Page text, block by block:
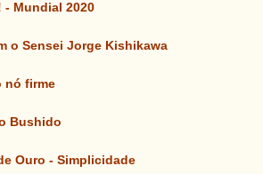
- Mundial 2020
o Sensei Jorge Kishikawa
nó firme
Bushido
Ouro - Simplicidade